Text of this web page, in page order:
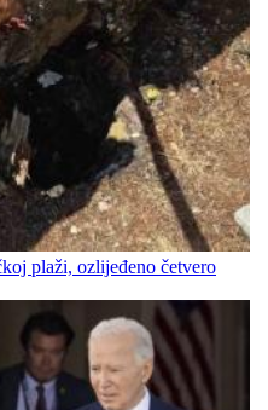
plaži, ozlijeđeno četvero